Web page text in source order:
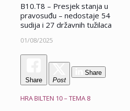
B10.T8 – Presjek stanja u
pravosuđu – nedostaje 54
sudija i 27 državnih tužilaca
01/08/2025
Share Post
Share
HRA BILTEN 10 – TEMA 8